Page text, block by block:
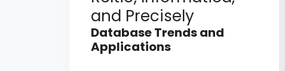
and Precisely
Database Trends and
Applications